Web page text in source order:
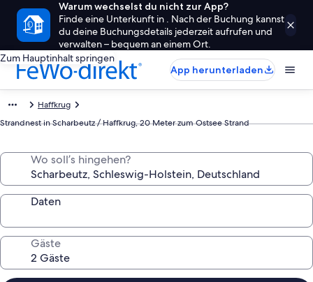
Warum wechselst du nicht zur App?
Finde eine Unterkunft in . Nach der Buchung kannst
du deine Buchungsdetails jederzeit aufrufen und
verwalten – bequem an einem Ort.
Zum Hauptinhalt springen
App herunterladen
Haffkrug
Strandnest in Scharbeutz / Haffkrug, 20 Meter zum Ostsee Strand
Wo soll’s hingehen?
Daten
Gäste